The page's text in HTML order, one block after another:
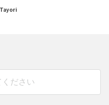
Tayori